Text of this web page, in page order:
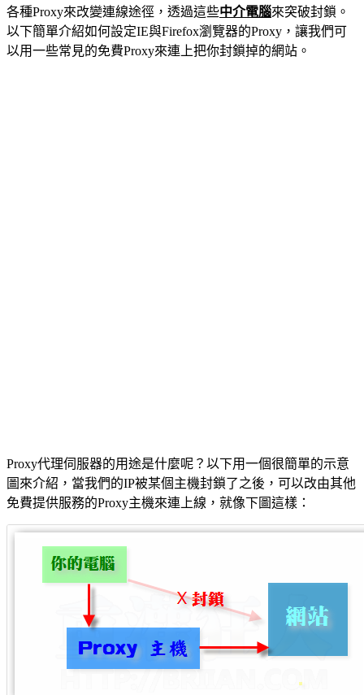
各種Proxy來改變連線途徑，透過這些中介電腦來突破封鎖。
以下簡單介紹如何設定IE與Firefox瀏覽器的Proxy，讓我們可
以用一些常見的免費Proxy來連上把你封鎖掉的網站。
Proxy代理伺服器的用途是什麼呢？以下用一個很簡單的示意
圖來介紹，當我們的IP被某個主機封鎖了之後，可以改由其他
免費提供服務的Proxy主機來連上線，就像下圖這樣：